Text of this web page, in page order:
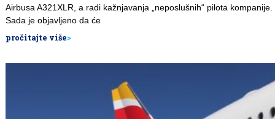
Airbusa A321XLR, a radi kažnjavanja „neposlušnih“ pilota kompanije.
Sada je objavljeno da će
pročitajte više>